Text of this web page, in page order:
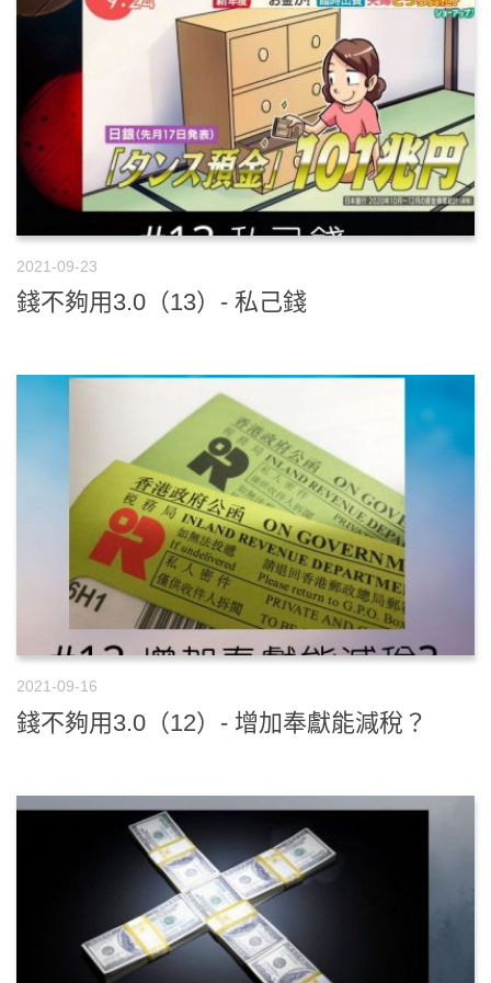
2021-09-23
錢不夠用3.0（13）- 私己錢
2021-09-16
錢不夠用3.0（12）- 增加奉獻能減稅？